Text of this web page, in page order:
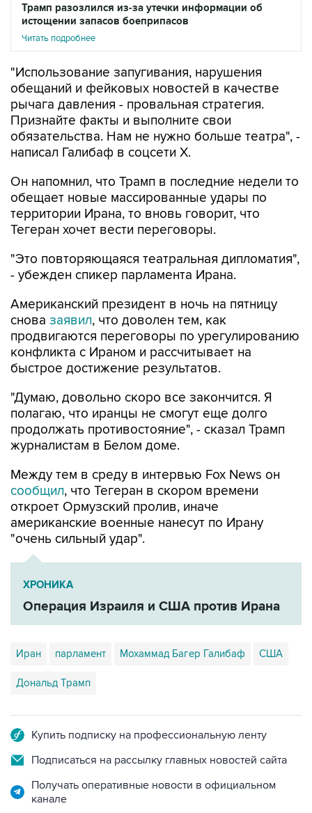
Трамп разозлился из-за утечки информации об
истощении запасов боеприпасов
Читать подробнее
"Использование запугивания, нарушения
обещаний и фейковых новостей в качестве
рычага давления - провальная стратегия.
Признайте факты и выполните свои
обязательства. Нам не нужно больше театра", -
написал Галибаф в соцсети X.
Он напомнил, что Трамп в последние недели то
обещает новые массированные удары по
территории Ирана, то вновь говорит, что
Тегеран хочет вести переговоры.
"Это повторяющаяся театральная дипломатия",
- убежден спикер парламента Ирана.
Американский президент в ночь на пятницу
снова заявил, что доволен тем, как
продвигаются переговоры по урегулированию
конфликта с Ираном и рассчитывает на
быстрое достижение результатов.
"Думаю, довольно скоро все закончится. Я
полагаю, что иранцы не смогут еще долго
продолжать противостояние", - сказал Трамп
журналистам в Белом доме.
Между тем в среду в интервью Fox News он
сообщил, что Тегеран в скором времени
откроет Ормузский пролив, иначе
американские военные нанесут по Ирану
"очень сильный удар".
ХРОНИКА
Операция Израиля и США против Ирана
Иран парламент Мохаммад Багер Галибаф США
Дональд Трамп
Купить подписку на профессиональную ленту
Подписаться на рассылку главных новостей сайта
Получать оперативные новости в официальном
канале